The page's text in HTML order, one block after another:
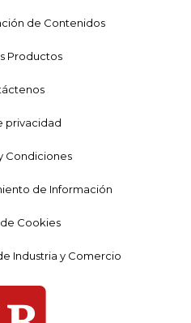
de Contenidos
Productos
privacidad
Condiciones
de Información
Cookies
Industria y Comercio